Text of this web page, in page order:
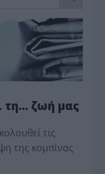
τη… ζωή μας
τις
της κο­μπίνας